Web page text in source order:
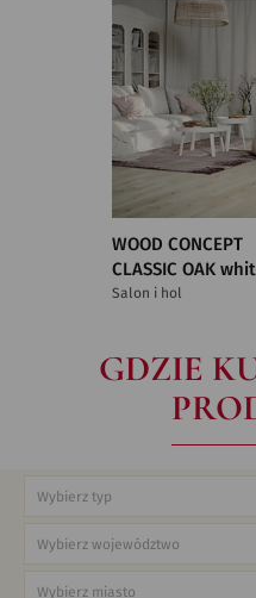
WOOD CONCEPT
CLASSIC OAK
Salon i hol
GDZIE